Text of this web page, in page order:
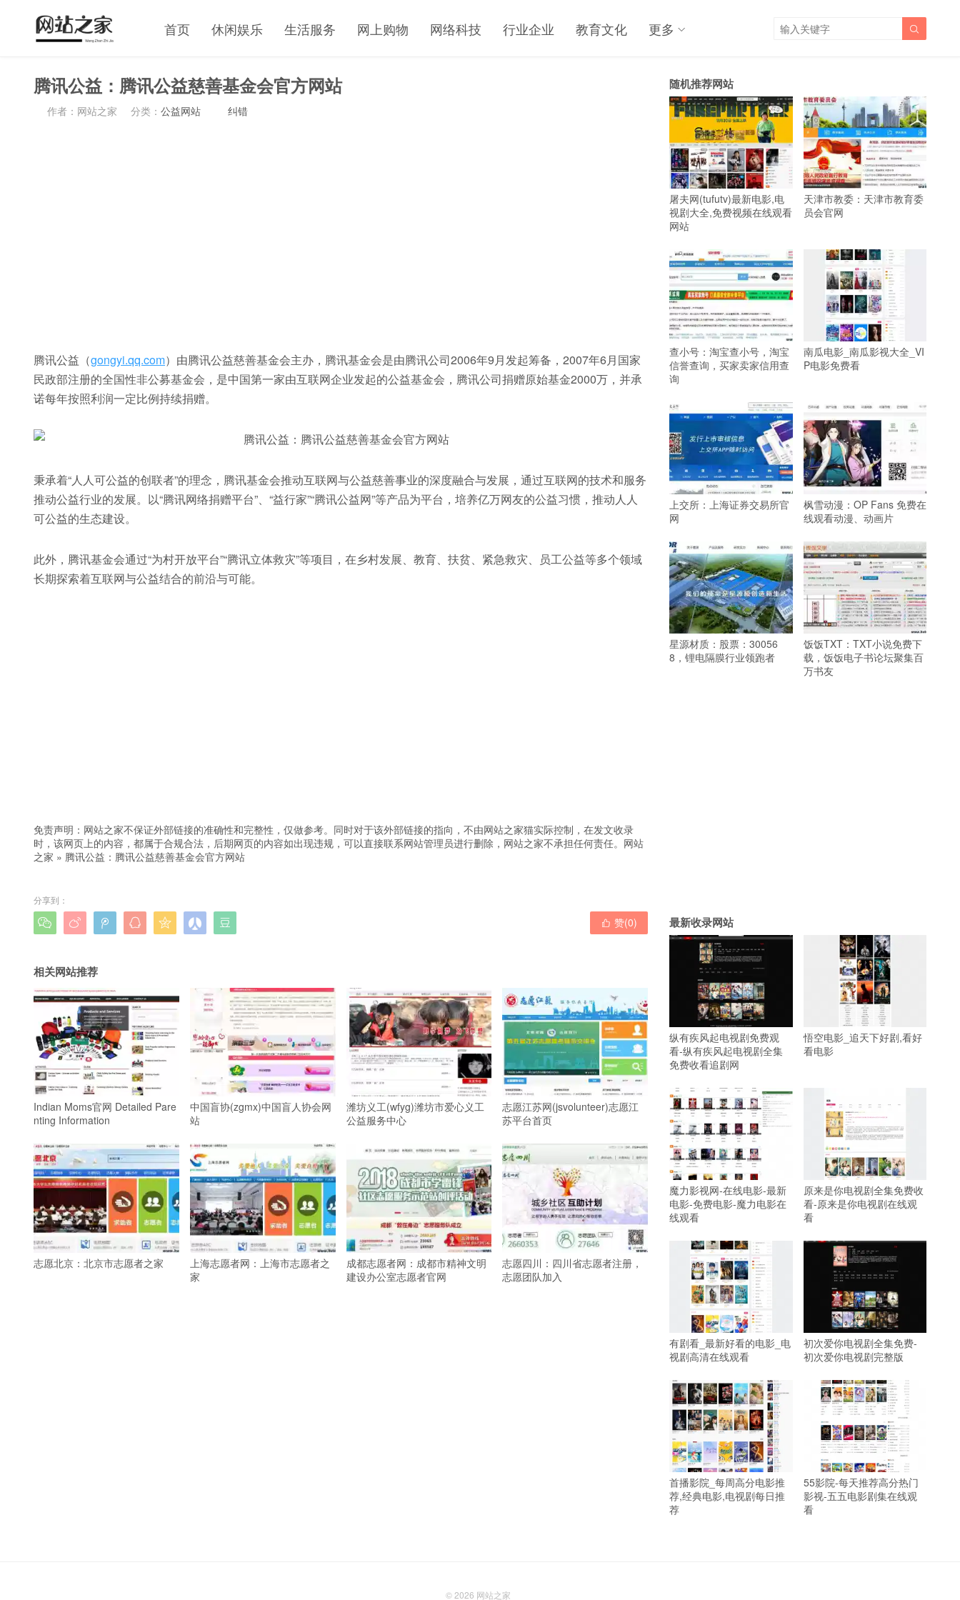
首页 休闲娱乐 生活服务 网上购物 网络科技 行业企业 教育文化 更多 
腾讯公益：腾讯公益慈善基金会官方网站
作者：网站之家 分类： 公益网站 纠错
腾讯公益（gongyi.qq.com）由腾讯公益慈善基金会主办，腾讯基金会是由腾讯公司2006年9月发起筹备，2007年6月国家
民政部注册的全国性非公募基金会，是中国第一家由互联网企业发起的公益基金会，腾讯公司捐赠原始基金2000万，并承
诺每年按照利润一定比例持续捐赠。
秉承着“人人可公益的创联者”的理念，腾讯基金会推动互联网与公益慈善事业的深度融合与发展，通过互联网的技术和服务
推动公益行业的发展。以“腾讯网络捐赠平台”、“益行家”“腾讯公益网”等产品为平台，培养亿万网友的公益习惯，推动人人
可公益的生态建设。
此外，腾讯基金会通过“为村开放平台”“腾讯立体救灾”等项目，在乡村发展、教育、扶贫、紧急救灾、员工公益等多个领域
长期探索着互联网与公益结合的前沿与可能。
免责声明：网站之家不保证外部链接的准确性和完整性，仅做参考。同时对于该外部链接的指向，不由网站之家猫实际控制，在发文收录
时，该网页上的内容，都属于合规合法，后期网页的内容如出现违规，可以直接联系网站管理员进行删除，网站之家不承担任何责任。 网站
之家 » 腾讯公益：腾讯公益慈善基金会官方网站
分享到：
        赞(0)
相关网站推荐
Indian Moms官网 Detailed Pare
nting Information
中国盲协(zgmx)中国盲人协会网
站
潍坊义工(wfyg)潍坊市爱心义工
公益服务中心
志愿江苏网(jsvolunteer)志愿江
苏平台首页
志愿北京：北京市志愿者之家
上海志愿者网：上海市志愿者之
家
成都志愿者网：成都市精神文明
建设办公室志愿者官网
志愿四川：四川省志愿者注册，
志愿团队加入
随机推荐网站
屠夫网(tufutv)最新电影,电
视剧大全,免费视频在线观看
网站
天津市教委：天津市教育委
员会官网
查小号：淘宝查小号，淘宝
信誉查询，买家卖家信用查
询
南瓜电影_南瓜影视大全_VI
P电影免费看
上交所：上海证券交易所官
网
枫雪动漫：OP Fans 免费在
线观看动漫、动画片
星源材质：股票：30056
8，锂电隔膜行业领跑者
饭饭TXT：TXT小说免费下
载，饭饭电子书论坛聚集百
万书友
最新收录网站
纵有疾风起电视剧免费观
看-纵有疾风起电视剧全集
免费收看追剧网
悟空电影_追天下好剧,看好
看电影
魔力影视网-在线电影-最新
电影-免费电影-魔力电影在
线观看
原来是你电视剧全集免费收
看-原来是你电视剧在线观
看
有剧看_最新好看的电影_电
视剧高清在线观看
初次爱你电视剧全集免费-
初次爱你电视剧完整版
首播影院_每周高分电影推
荐,经典电影,电视剧每日推
荐
55影院-每天推荐高分热门
影视-五五电影剧集在线观
看
© 2026 网站之家